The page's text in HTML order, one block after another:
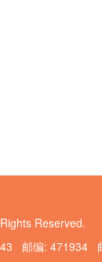
Reserved.
邮编: 471934